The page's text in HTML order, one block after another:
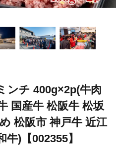
ンチ 400g×2p(牛肉
国産牛 松阪牛 松坂
松阪市 神戸牛 近江
)【002355】